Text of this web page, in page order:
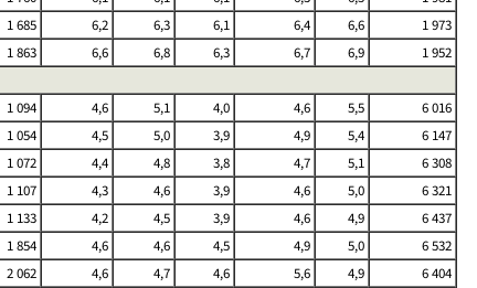
1 685 6,2 6,3 6,1 6,4 6,6
1 973
1 863 6,6 6,8 6,3 6,7 6,9
1 952
1 094 4,6 5,1 4,0 4,6 5,5
6 016
1 054 4,5 5,0 3,9 4,9 5,4
6 147
1 072 4,4 4,8 3,8 4,7 5,1
6 308
1 107 4,3 4,6 3,9 4,6 5,0
6 321
1 133 4,2 4,5 3,9 4,6 4,9
6 437
1 854 4,6 4,6 4,5 4,9 5,0
6 532
2 062 4,6 4,7 4,6 5,6 4,9
6 404